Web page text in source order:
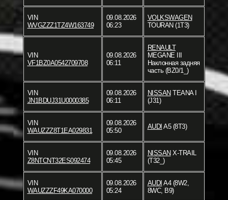
VIN
WVGZZZ1TZ4W163749
09.08.2026
06:23
VOLKSWAGEN
TOURAN (1T3)
VIN
VF1BZ0A0542709708
09.08.2026
06:11
RENAULT
MEGANE III
Наклонная задняя
часть (BZ0/1_)
VIN
JN1BDUJ31U0000385
09.08.2026
06:11
NISSAN TEANA I
(J31)
VIN
WAUZZZ8T1EA029831
09.08.2026
05:50
AUDI A5 (8T3)
VIN
Z8NTCNT32ES092474
09.08.2026
05:45
NISSAN X-TRAIL
(T32_)
VIN
WAUZZZF49KA070000
09.08.2026
05:24
AUDI A4 (8W2,
8WC, B9)